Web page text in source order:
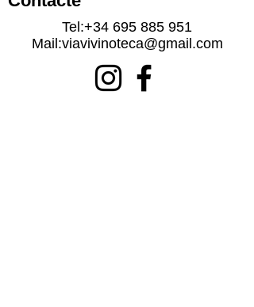
Tel:+34 695 885 951
Mail:viavivinoteca@gmail.com